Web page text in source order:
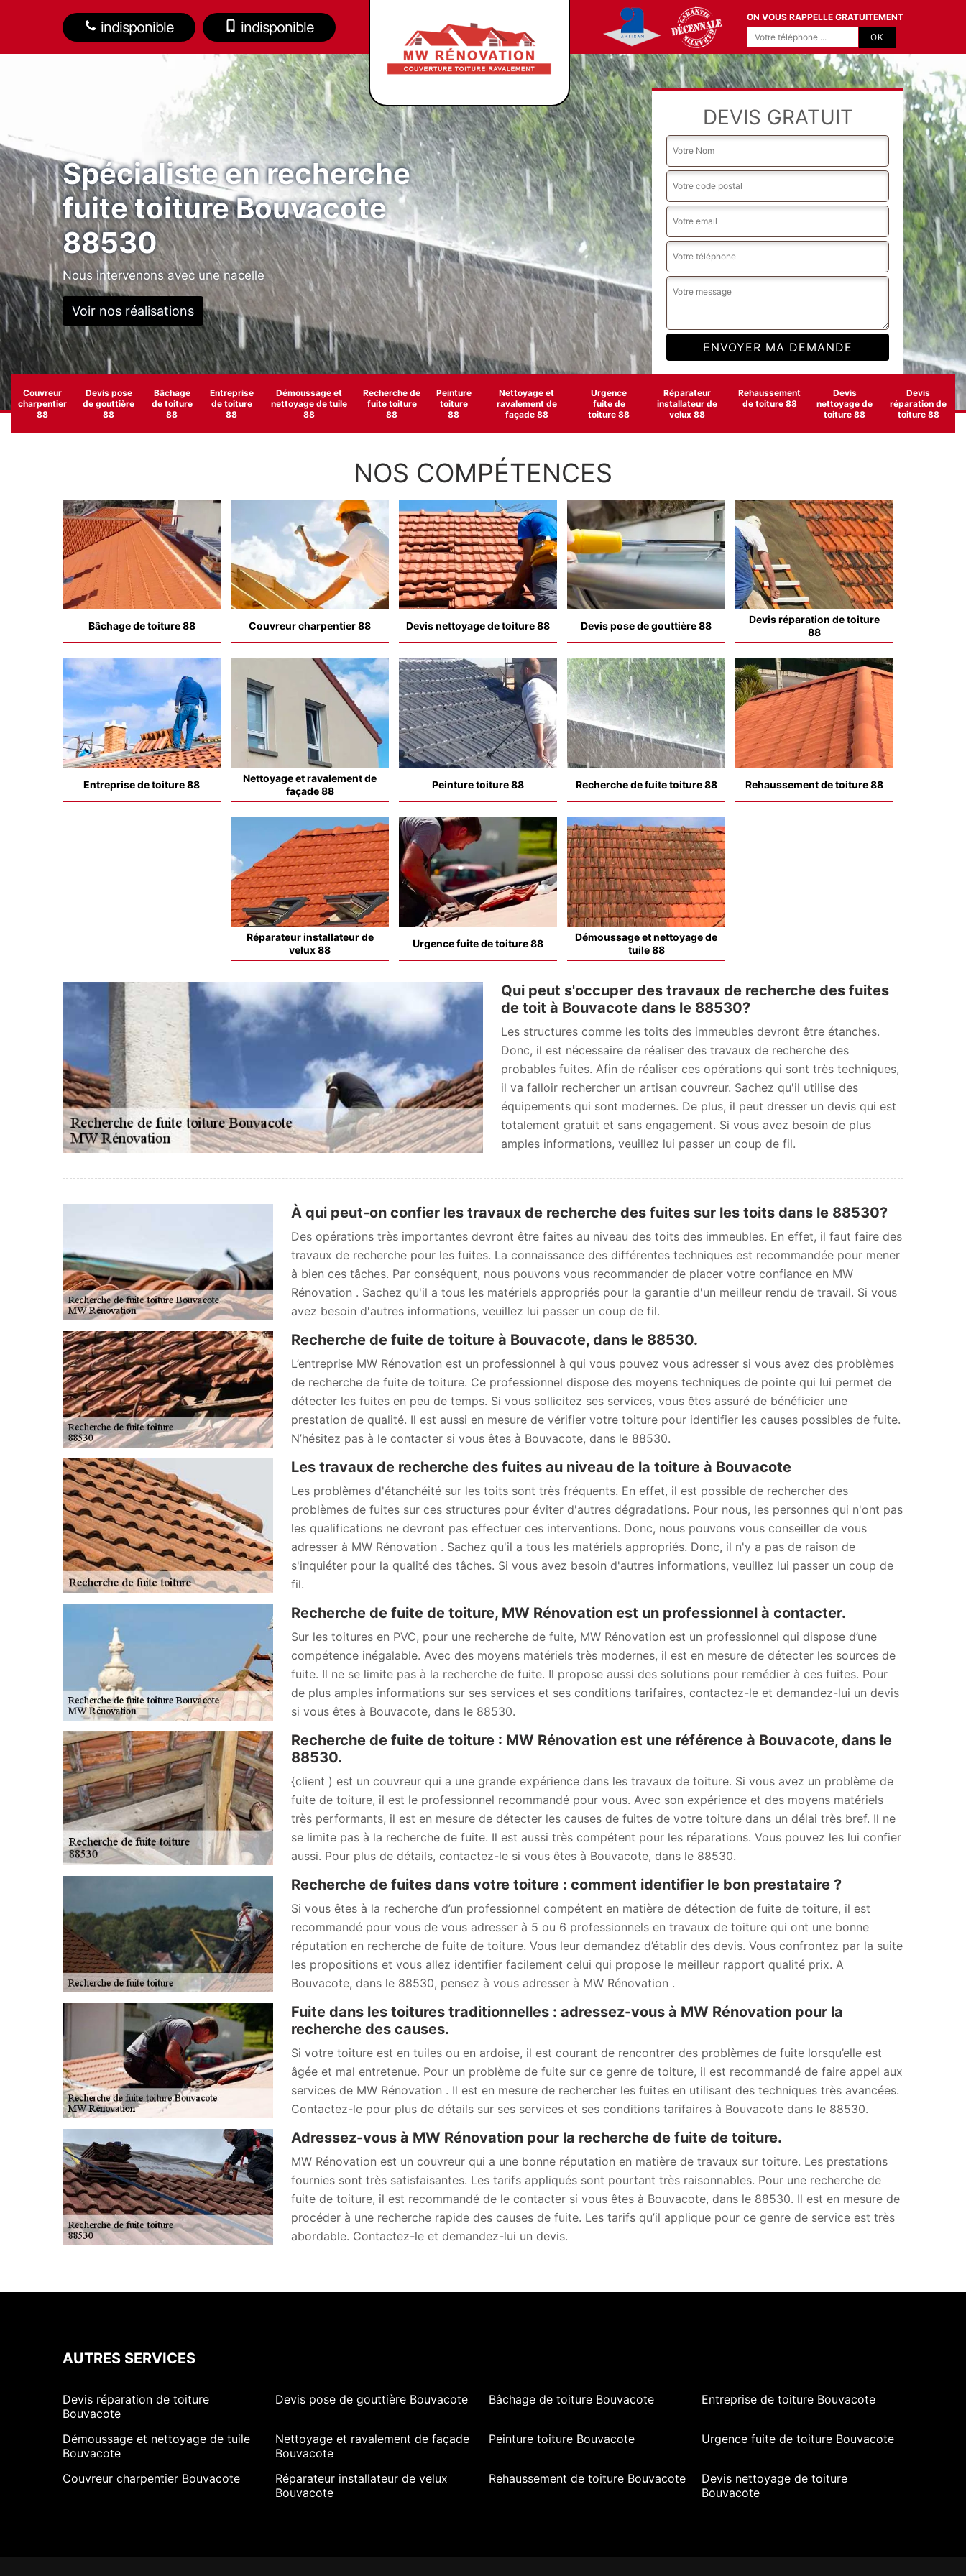
indisponible indisponible
ON VOUS RAPPELLE GRATUITEMENT
Spécialiste en recherche
fuite toiture Bouvacote
88530
Nous intervenons avec une nacelle
Voir nos réalisations
DEVIS GRATUIT
Couvreur
charpentier
88
Devis pose
de gouttière
88
Bâchage
de toiture
88
Entreprise
de toiture
88
Démoussage et
nettoyage de tuile
88
Recherche de
fuite toiture
88
Peinture
toiture
88
Nettoyage et
ravalement de
façade 88
Urgence
fuite de
toiture 88
Réparateur
installateur de
velux 88
Rehaussement
de toiture 88
Devis
nettoyage de
toiture 88
Devis
réparation de
toiture 88
NOS COMPÉTENCES
Bâchage de toiture 88 Couvreur charpentier 88 Devis nettoyage de toiture 88 Devis pose de gouttière 88
Devis réparation de toiture
88
Entreprise de toiture 88
Nettoyage et ravalement de
façade 88
Peinture toiture 88 Recherche de fuite toiture 88 Rehaussement de toiture 88
Réparateur installateur de
velux 88
Urgence fuite de toiture 88
Démoussage et nettoyage de
tuile 88
Qui peut s'occuper des travaux de recherche des fuites
de toit à Bouvacote dans le 88530?
Les structures comme les toits des immeubles devront être étanches.
Donc, il est nécessaire de réaliser des travaux de recherche des
probables fuites. Afin de réaliser ces opérations qui sont très techniques,
il va falloir rechercher un artisan couvreur. Sachez qu'il utilise des
équipements qui sont modernes. De plus, il peut dresser un devis qui est
totalement gratuit et sans engagement. Si vous avez besoin de plus
amples informations, veuillez lui passer un coup de fil.
À qui peut-on confier les travaux de recherche des fuites sur les toits dans le 88530?
Des opérations très importantes devront être faites au niveau des toits des immeubles. En effet, il faut faire des
travaux de recherche pour les fuites. La connaissance des différentes techniques est recommandée pour mener
à bien ces tâches. Par conséquent, nous pouvons vous recommander de placer votre confiance en MW
Rénovation . Sachez qu'il a tous les matériels appropriés pour la garantie d'un meilleur rendu de travail. Si vous
avez besoin d'autres informations, veuillez lui passer un coup de fil.
Recherche de fuite de toiture à Bouvacote, dans le 88530.
L’entreprise MW Rénovation est un professionnel à qui vous pouvez vous adresser si vous avez des problèmes
de recherche de fuite de toiture. Ce professionnel dispose des moyens techniques de pointe qui lui permet de
détecter les fuites en peu de temps. Si vous sollicitez ses services, vous êtes assuré de bénéficier une
prestation de qualité. Il est aussi en mesure de vérifier votre toiture pour identifier les causes possibles de fuite.
N’hésitez pas à le contacter si vous êtes à Bouvacote, dans le 88530.
Les travaux de recherche des fuites au niveau de la toiture à Bouvacote
Les problèmes d'étanchéité sur les toits sont très fréquents. En effet, il est possible de rechercher des
problèmes de fuites sur ces structures pour éviter d'autres dégradations. Pour nous, les personnes qui n'ont pas
les qualifications ne devront pas effectuer ces interventions. Donc, nous pouvons vous conseiller de vous
adresser à MW Rénovation . Sachez qu'il a tous les matériels appropriés. Donc, il n'y a pas de raison de
s'inquiéter pour la qualité des tâches. Si vous avez besoin d'autres informations, veuillez lui passer un coup de
fil.
Recherche de fuite de toiture, MW Rénovation est un professionnel à contacter.
Sur les toitures en PVC, pour une recherche de fuite, MW Rénovation est un professionnel qui dispose d’une
compétence inégalable. Avec des moyens matériels très modernes, il est en mesure de détecter les sources de
fuite. Il ne se limite pas à la recherche de fuite. Il propose aussi des solutions pour remédier à ces fuites. Pour
de plus amples informations sur ses services et ses conditions tarifaires, contactez-le et demandez-lui un devis
si vous êtes à Bouvacote, dans le 88530.
Recherche de fuite de toiture : MW Rénovation est une référence à Bouvacote, dans le
88530.
{client ) est un couvreur qui a une grande expérience dans les travaux de toiture. Si vous avez un problème de
fuite de toiture, il est le professionnel recommandé pour vous. Avec son expérience et des moyens matériels
très performants, il est en mesure de détecter les causes de fuites de votre toiture dans un délai très bref. Il ne
se limite pas à la recherche de fuite. Il est aussi très compétent pour les réparations. Vous pouvez les lui confier
aussi. Pour plus de détails, contactez-le si vous êtes à Bouvacote, dans le 88530.
Recherche de fuites dans votre toiture : comment identifier le bon prestataire ?
Si vous êtes à la recherche d’un professionnel compétent en matière de détection de fuite de toiture, il est
recommandé pour vous de vous adresser à 5 ou 6 professionnels en travaux de toiture qui ont une bonne
réputation en recherche de fuite de toiture. Vous leur demandez d’établir des devis. Vous confrontez par la suite
les propositions et vous allez identifier facilement celui qui propose le meilleur rapport qualité prix. A
Bouvacote, dans le 88530, pensez à vous adresser à MW Rénovation .
Fuite dans les toitures traditionnelles : adressez-vous à MW Rénovation pour la
recherche des causes.
Si votre toiture est en tuiles ou en ardoise, il est courant de rencontrer des problèmes de fuite lorsqu’elle est
âgée et mal entretenue. Pour un problème de fuite sur ce genre de toiture, il est recommandé de faire appel aux
services de MW Rénovation . Il est en mesure de rechercher les fuites en utilisant des techniques très avancées.
Contactez-le pour plus de détails sur ses services et ses conditions tarifaires à Bouvacote dans le 88530.
Adressez-vous à MW Rénovation pour la recherche de fuite de toiture.
MW Rénovation est un couvreur qui a une bonne réputation en matière de travaux sur toiture. Les prestations
fournies sont très satisfaisantes. Les tarifs appliqués sont pourtant très raisonnables. Pour une recherche de
fuite de toiture, il est recommandé de le contacter si vous êtes à Bouvacote, dans le 88530. Il est en mesure de
procéder à une recherche rapide des causes de fuite. Les tarifs qu’il applique pour ce genre de service est très
abordable. Contactez-le et demandez-lui un devis.
AUTRES SERVICES
Devis réparation de toiture
Bouvacote
Devis pose de gouttière Bouvacote Bâchage de toiture Bouvacote Entreprise de toiture Bouvacote
Démoussage et nettoyage de tuile
Bouvacote
Nettoyage et ravalement de façade
Bouvacote
Peinture toiture Bouvacote Urgence fuite de toiture Bouvacote
Couvreur charpentier Bouvacote
Réparateur installateur de velux
Bouvacote
Rehaussement de toiture Bouvacote
Devis nettoyage de toiture
Bouvacote